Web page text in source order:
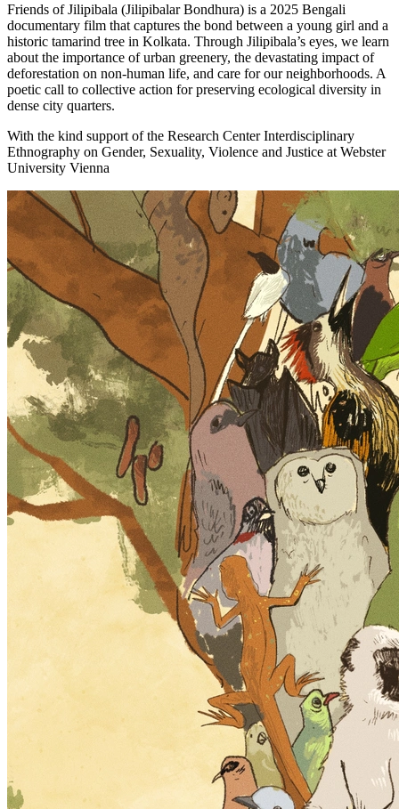
Friends of Jilipibala (Jilipibalar Bondhura) is a 2025 Bengali
documentary film that captures the bond between a young girl and a
historic tamarind tree in Kolkata. Through Jilipibala’s eyes, we learn
about the importance of urban greenery, the devastating impact of
deforestation on non-human life, and care for our neighborhoods. A
poetic call to collective action for preserving ecological diversity in
dense city quarters.
With the kind support of the Research Center Interdisciplinary
Ethnography on Gender, Sexuality, Violence and Justice at Webster
University Vienna